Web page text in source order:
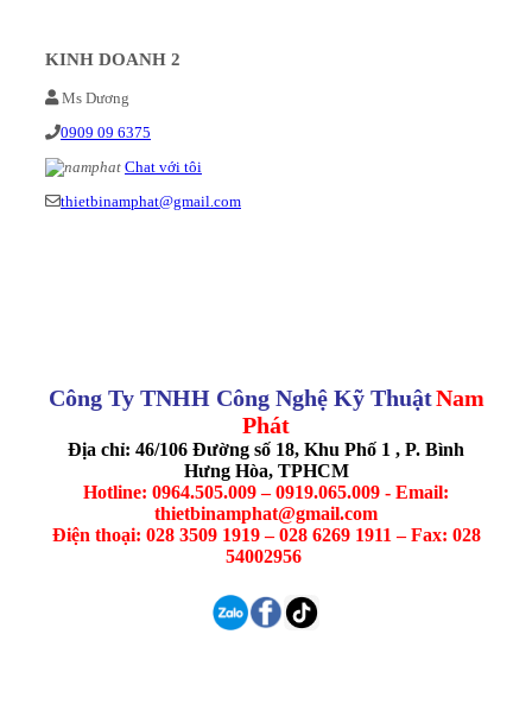
KINH DOANH 2
Ms Dương
0909 09 6375
Chat với tôi
thietbinamphat@gmail.com
Công Ty TNHH Công Nghệ Kỹ ThuậtNam
Phát
Địa chỉ: 46/106 Đường số 18, Khu Phố 1 , P. Bình
Hưng Hòa, TPHCM
Hotline: 0964.505.009 – 0919.065.009 - Email:
thietbinamphat@gmail.com
Điện thoại: 028 3509 1919 – 028 6269 1911 – Fax: 028
54002956